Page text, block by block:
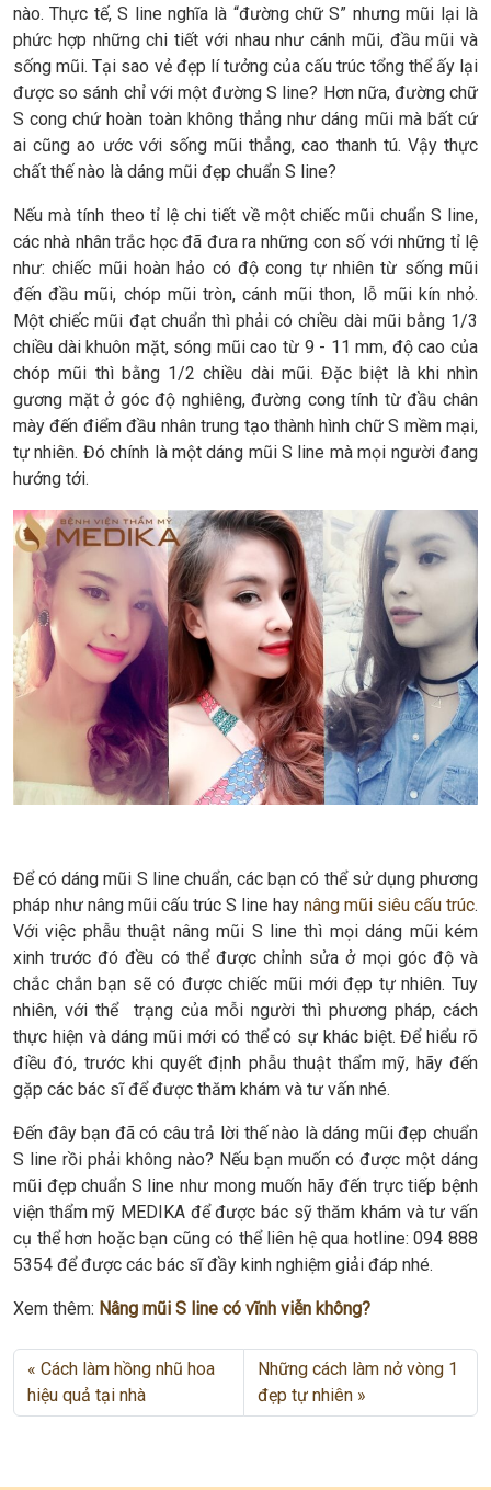
nào. Thực tế, S line nghĩa là “đường chữ S” nhưng mũi lại là
phức hợp những chi tiết với nhau như cánh mũi, đầu mũi và
sống mũi. Tại sao vẻ đẹp lí tưởng của cấu trúc tổng thể ấy lại
được so sánh chỉ với một đường S line? Hơn nữa, đường chữ
S cong chứ hoàn toàn không thẳng như dáng mũi mà bất cứ
ai cũng ao ước với sống mũi thẳng, cao thanh tú. Vậy thực
chất thế nào là dáng mũi đẹp chuẩn S line?
Nếu mà tính theo tỉ lệ chi tiết về một chiếc mũi chuẩn S line,
các nhà nhân trắc học đã đưa ra những con số với những tỉ lệ
như: chiếc mũi hoàn hảo có độ cong tự nhiên từ sống mũi
đến đầu mũi, chóp mũi tròn, cánh mũi thon, lỗ mũi kín nhỏ.
Một chiếc mũi đạt chuẩn thì phải có chiều dài mũi bằng 1/3
chiều dài khuôn mặt, sóng mũi cao từ 9 - 11 mm, độ cao của
chóp mũi thì bằng 1/2 chiều dài mũi. Đặc biệt là khi nhìn
gương mặt ở góc độ nghiêng, đường cong tính từ đầu chân
mày đến điểm đầu nhân trung tạo thành hình chữ S mềm mại,
tự nhiên. Đó chính là một dáng mũi S line mà mọi người đang
hướng tới.
Để có dáng mũi S line chuẩn, các bạn có thể sử dụng phương
pháp như nâng mũi cấu trúc S line hay nâng mũi siêu cấu trúc.
Với việc phẫu thuật nâng mũi S line thì mọi dáng mũi kém
xinh trước đó đều có thể được chỉnh sửa ở mọi góc độ và
chắc chắn bạn sẽ có được chiếc mũi mới đẹp tự nhiên. Tuy
nhiên, với thể trạng của mỗi người thì phương pháp, cách
thực hiện và dáng mũi mới có thể có sự khác biệt. Để hiểu rõ
điều đó, trước khi quyết định phẫu thuật thẩm mỹ, hãy đến
gặp các bác sĩ để được thăm khám và tư vấn nhé.
Đến đây bạn đã có câu trả lời thế nào là dáng mũi đẹp chuẩn
S line rồi phải không nào? Nếu bạn muốn có được một dáng
mũi đẹp chuẩn S line như mong muốn hãy đến trực tiếp bệnh
viện thẩm mỹ MEDIKA để được bác sỹ thăm khám và tư vấn
cụ thể hơn hoặc bạn cũng có thể liên hệ qua hotline: 094 888
5354 để được các bác sĩ đầy kinh nghiệm giải đáp nhé.
Xem thêm: Nâng mũi S line có vĩnh viễn không?
Cách làm hồng nhũ hoa
hiệu quả tại nhà
Những cách làm nở vòng 1
đẹp tự nhiên